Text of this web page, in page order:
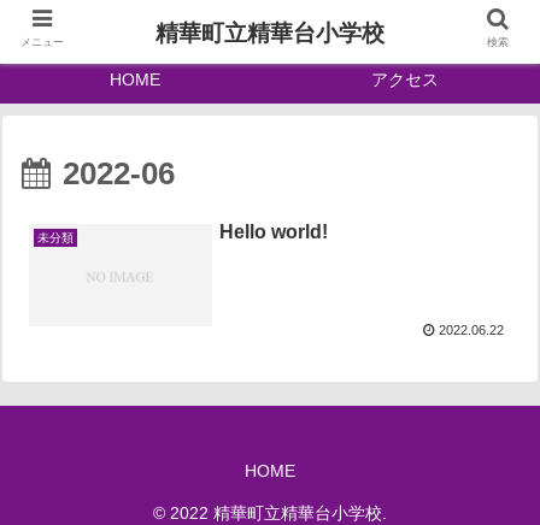
HOME アクセス
2022-06
未分類 Hello world!
2022.06.22
HOME
© 2022 精華町立精華台小学校.
メニュー 精華町立精華台小学校 検索